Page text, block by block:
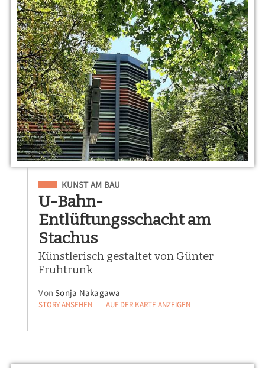
Eingeordnet unter
KUNST AM BAU
U-Bahn-
Entlüftungsschacht am
Stachus
Künstlerisch gestaltet von Günter
Fruhtrunk
VonSonja Nakagawa
STORY ANSEHEN — AUF DER KARTE ANZEIGEN